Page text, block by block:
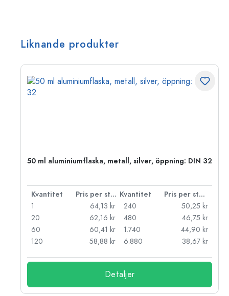
Liknande produkter
50 ml aluminiumflaska, metall, silver, öppning: DIN 32
Kvantitet Pris per styck Kvantitet
Pris per styck
1
64,13 kr
20
62,16 kr
60
60,41 kr
120
58,88 kr
240
50,25 kr
480
46,75 kr
1.740
44,90 kr
6.880
38,67 kr
Detaljer